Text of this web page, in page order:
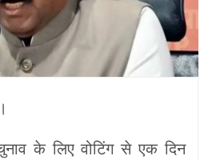
चुनाव के लिए वोटिंग से एक दिन